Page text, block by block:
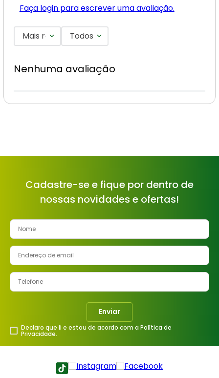
Faça login para escrever uma avaliação.
Mais recentesTodos
Nenhuma avaliação
Cadastre-se e fique por dentro de
nossas novidades e ofertas!
Enviar
Declaro que li e estou de acordo com a Política de
Privacidade.